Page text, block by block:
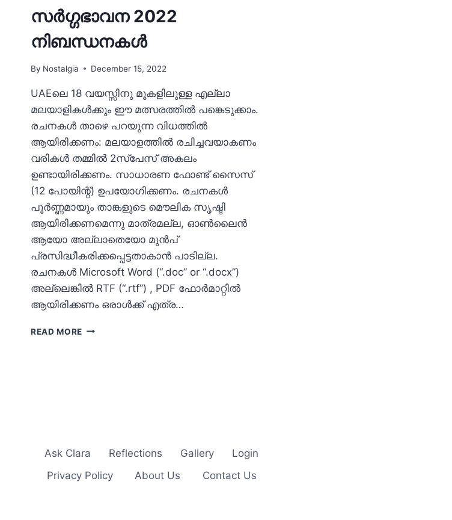
സർഗ്ഗഭാവന 2022
നിബന്ധനകള്‍
By Nostalgia December 15, 2022
UAEലെ 18 വയസ്സിനു മുകളിലുള്ള എല്ലാ
മലയാളികള്‍ക്കും ഈ മത്സരത്തില്‍ പങ്കെടുക്കാം.
രചനകള്‍ താഴെ പറയുന്ന വിധത്തില്‍
ആയിരിക്കണം: മലയാളത്തില്‍ രചിച്ചവയാകണം
വരികള്‍ തമ്മില്‍ 2സ്പേസ് അകലം
ഉണ്ടായിരിക്കണം. സാധാരണ ഫോണ്ട് സൈസ്
(12 പോയിന്റ്‌) ഉപയോഗിക്കണം. രചനകള്‍
പൂര്‍ണ്ണമായും താങ്കളുടെ മൌലിക സൃഷ്ടി
ആയിരിക്കണമെന്നു മാത്രമല്ല, ഓണ്‍ലൈന്‍
ആയോ അല്ലാതെയോ മുന്‍പ്
പ്രസിദ്ധീകരിക്കപ്പെട്ടതാകാന്‍ പാടില്ല.
രചനകള്‍ Microsoft Word (“.doc” or “.docx”)
അല്ലെങ്കില്‍ RTF (“.rtf”) , PDF ഫോര്‍മാറ്റില്‍
ആയിരിക്കണം ഒരാള്‍ക്ക് എത്ര…
READ MORE സർഗ്ഗഭാവന
Ask Clara Reflections Gallery
Login
Privacy Policy
About Us Contact Us